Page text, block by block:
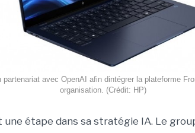
partenariat avec OpenAI afin dintégrer la plateforme
organisation. (Crédit: HP)
une étape dans sa stratégie IA. Le